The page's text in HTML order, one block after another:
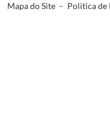
Mapa do Site – Politica de